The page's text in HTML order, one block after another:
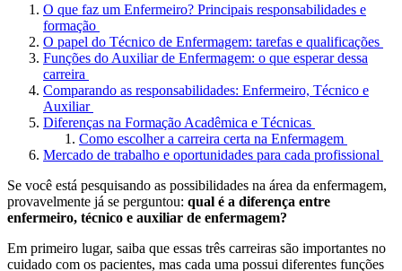
O que faz um Enfermeiro? Principais responsabilidades e
formação
O papel do Técnico de Enfermagem: tarefas e qualificações
Funções do Auxiliar de Enfermagem: o que esperar dessa
carreira
Comparando as responsabilidades: Enfermeiro, Técnico e
Auxiliar
Diferenças na Formação Acadêmica e Técnicas
Como escolher a carreira certa na Enfermagem
Mercado de trabalho e oportunidades para cada profissional
Se você está pesquisando as possibilidades na área da enfermagem,
provavelmente já se perguntou: qual é a diferença entre
enfermeiro, técnico e auxiliar de enfermagem?
Em primeiro lugar, saiba que essas três carreiras são importantes no
cuidado com os pacientes, mas cada uma possui diferentes funções